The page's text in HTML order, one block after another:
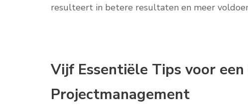
resulteert in betere resultaten en meer
Vijf Essentiële Tips voor
Projectmanagement